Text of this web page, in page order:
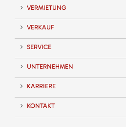
VERMIETUNG
VERKAUF
SERVICE
UNTERNEHMEN
KARRIERE
KONTAKT